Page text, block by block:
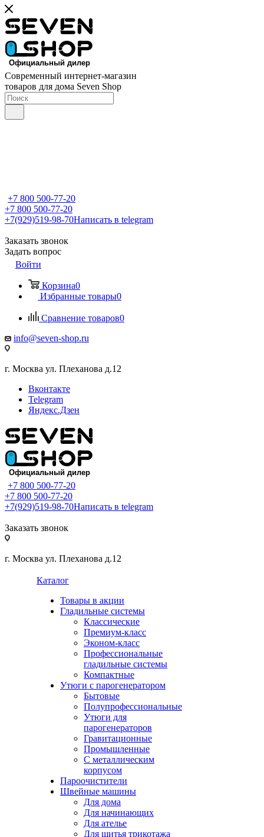
Современный интернет-магазин
товаров для дома Seven Shop
+7 800 500-77-20
+7 800 500-77-20
+7(929)519-98-70Написать в telegram
Заказать звонок
Задать вопрос
Войти
Корзина0
Избранные товары0
Сравнение товаров0
info@seven-shop.ru
г. Москва ул. Плеханова д.12
Вконтакте
Telegram
Яндекс.Дзен
+7 800 500-77-20
+7 800 500-77-20
+7(929)519-98-70Написать в telegram
Заказать звонок
г. Москва ул. Плеханова д.12
Каталог
Товары в акции
Гладильные системы
Классические
Премиум-класс
Эконом-класс
Профессиональные
гладильные системы
Компактные
Утюги с парогенератором
Бытовые
Полупрофессиональные
Утюги для
парогенераторов
Гравитационные
Промышленные
С металлическим
корпусом
Пароочистители
Швейные машины
Для дома
Для начинающих
Для ателье
Для шитья трикотажа